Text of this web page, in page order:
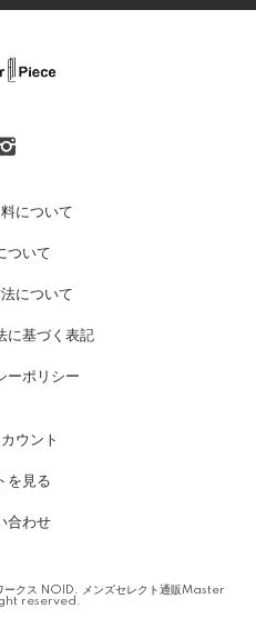
について
ついて
について
に基づく表記
ーポリシー
ウント
を見る
合わせ
ス NOID. メンズセレクト通販Master
reserved.